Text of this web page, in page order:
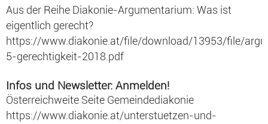
Aus der Reihe Diakonie-Argumentarium: Was ist
eigentlich gerecht?
https://www.diakonie.at/file/download/13953/file/
5-gerechtigkeit-2018.pdf
Infos und Newsletter: Anmelden!
Österreichweite Seite Gemeindediakonie
https://www.diakonie.at/unterstuetzen-und-